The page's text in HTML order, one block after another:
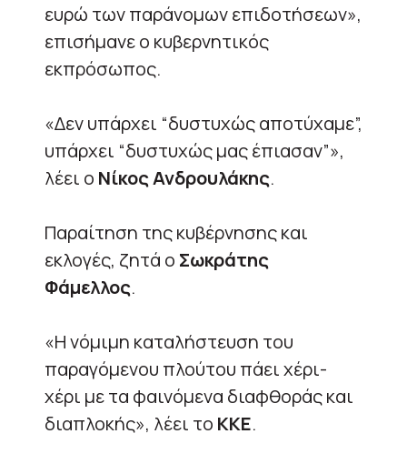
ευρώ των παράνομων επιδοτήσεων»,
επισήμανε ο κυβερνητικός
εκπρόσωπος.
«Δεν υπάρχει “δυστυχώς αποτύχαμε”,
υπάρχει “δυστυχώς μας έπιασαν”»,
λέει ο Νίκος Ανδρουλάκης.
Παραίτηση της κυβέρνησης και
εκλογές, ζητά ο Σωκράτης
Φάμελλος.
«Η νόμιμη καταλήστευση του
παραγόμενου πλούτου πάει χέρι-
χέρι με τα φαινόμενα διαφθοράς και
διαπλοκής», λέει το ΚΚΕ.